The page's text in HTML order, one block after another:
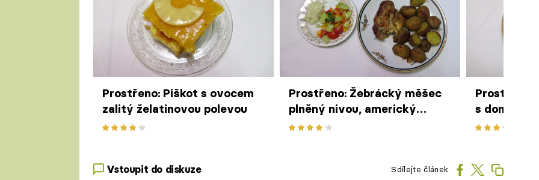
Prostřeno: Piškot s ovocem
zalitý želatinovou polevou
Prostřeno: Žebrácký měšec
plněný nivou, americký
brambor, dva druhy
Prostřeno:
s domácím
Vstoupit do diskuze Sdílejte článek